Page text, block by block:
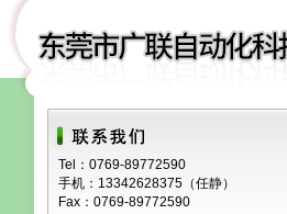
Tel：0769-89772590
手机：13342628375（任静）
Fax：0769-89772590